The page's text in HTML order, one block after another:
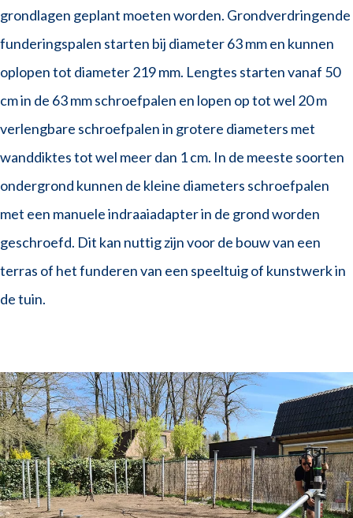
grondlagen geplant moeten worden. Grondverdringende
funderingspalen starten bij diameter 63 mm en kunnen
oplopen tot diameter 219 mm. Lengtes starten vanaf 50
cm in de 63 mm schroefpalen en lopen op tot wel 20 m
verlengbare schroefpalen in grotere diameters met
wanddiktes tot wel meer dan 1 cm. In de meeste soorten
ondergrond kunnen de kleine diameters schroefpalen
met een manuele indraaiadapter in de grond worden
geschroefd. Dit kan nuttig zijn voor de bouw van een
terras of het funderen van een speeltuig of kunstwerk in
de tuin.